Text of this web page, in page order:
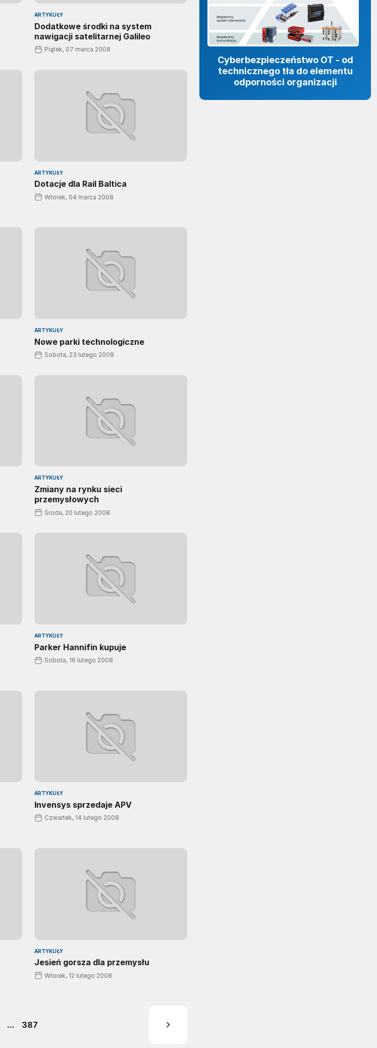
ARTYKUŁY
Dodatkowe środki na system
nawigacji satelitarnej Galileo
Piątek, 07 marca 2008
ARTYKUŁY
Dotacje dla Rail Baltica
Wtorek, 04 marca 2008
ARTYKUŁY
Nowe parki technologiczne
Sobota, 23 lutego 2008
ARTYKUŁY
Zmiany na rynku sieci
przemysłowych
Środa, 20 lutego 2008
ARTYKUŁY
Parker Hannifin kupuje
Sobota, 16 lutego 2008
ARTYKUŁY
Invensys sprzedaje APV
Czwartek, 14 lutego 2008
ARTYKUŁY
Jesień gorsza dla przemysłu
Wtorek, 12 lutego 2008
... 387
Cyberbezpieczeństwo OT - od
technicznego tła do elementu
odporności organizacji